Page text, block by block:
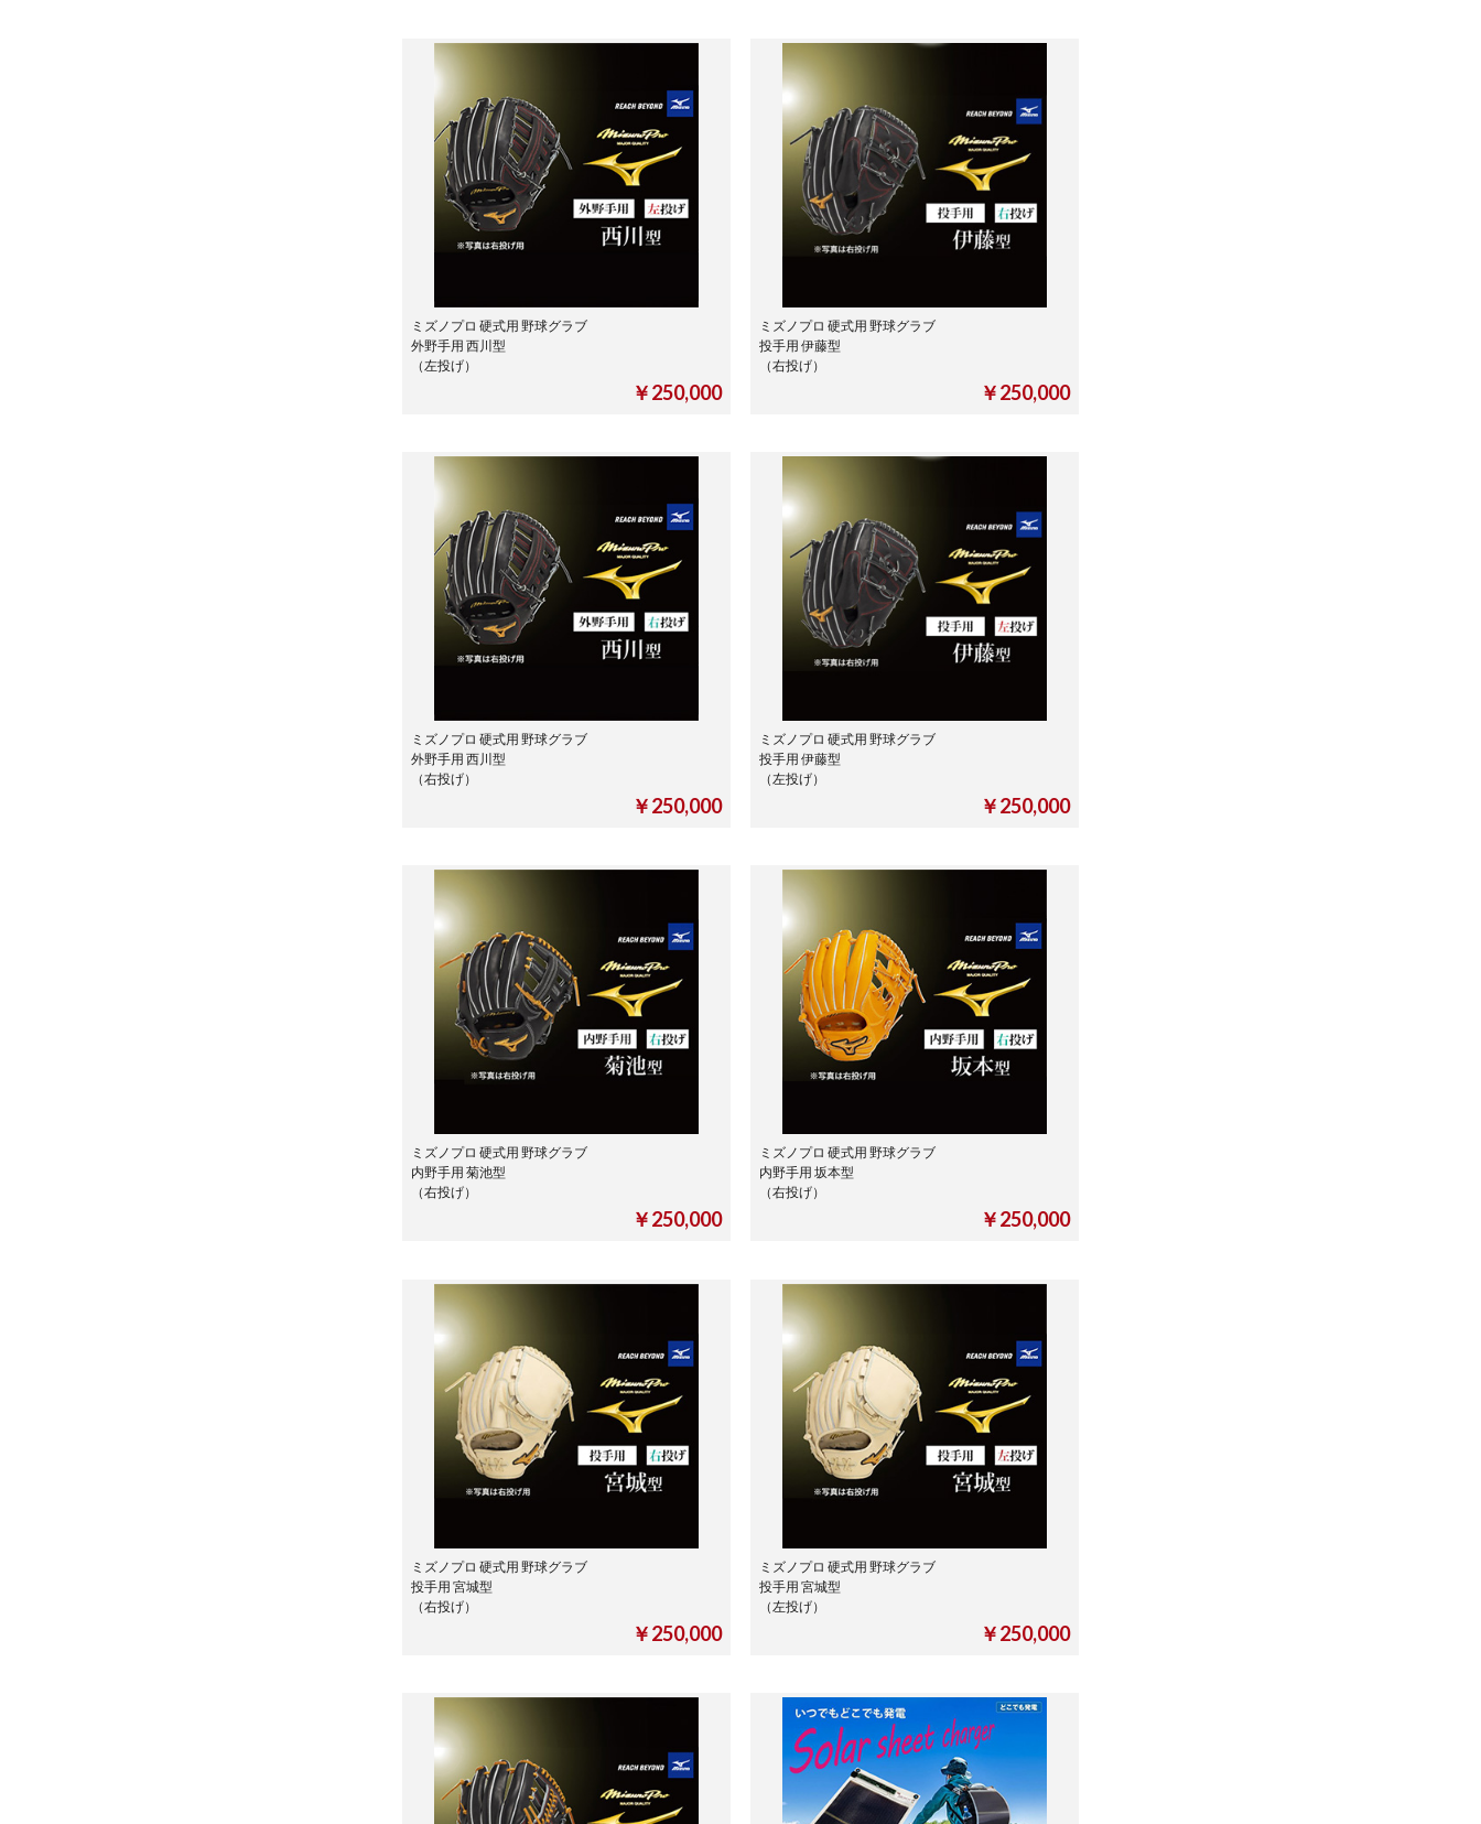
ミズノプロ 硬式用 野球グラブ
外野手用 西川型
（左投げ）
￥250,000
ミズノプロ 硬式用 野球グラブ
投手用 伊藤型
（右投げ）
￥250,000
ミズノプロ 硬式用 野球グラブ
外野手用 西川型
（右投げ）
￥250,000
ミズノプロ 硬式用 野球グラブ
投手用 伊藤型
（左投げ）
￥250,000
ミズノプロ 硬式用 野球グラブ
内野手用 菊池型
（右投げ）
￥250,000
ミズノプロ 硬式用 野球グラブ
内野手用 坂本型
（右投げ）
￥250,000
ミズノプロ 硬式用 野球グラブ
投手用 宮城型
（右投げ）
￥250,000
ミズノプロ 硬式用 野球グラブ
投手用 宮城型
（左投げ）
￥250,000